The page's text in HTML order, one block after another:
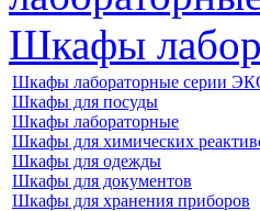
Шкафы
Шкафы лабораторные серии
Шкафы для посуды
Шкафы лабораторные
Шкафы для химических
Шкафы для одежды
Шкафы для документов
Шкафы для хранения приборов